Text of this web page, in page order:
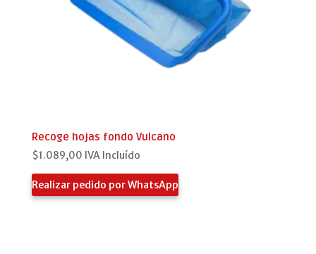
Recoge hojas fondo Vulcano
$1.089,00 IVA Incluído
Realizar pedido por WhatsApp